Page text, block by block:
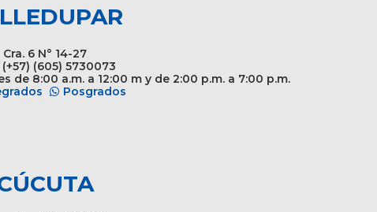
Cra. 6 N° 14-27
(+57) (605) 5730073
de 8:00 a.m. a 12:00 m y de 2:00 p.m. a 7:00 p.m.
Posgrados